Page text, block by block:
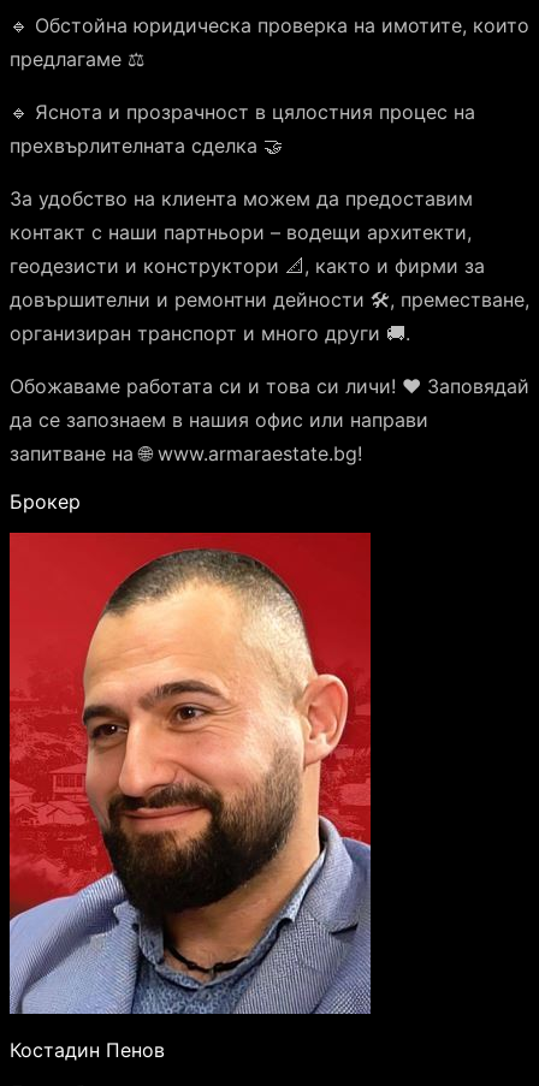
🔹 Обстойна юридическа проверка на имотите, които
предлагаме ⚖️
🔹 Яснота и прозрачност в цялостния процес на
прехвърлителната сделка 🤝
За удобство на клиента можем да предоставим
контакт с наши партньори – водещи архитекти,
геодезисти и конструктори 📐, както и фирми за
довършителни и ремонтни дейности 🛠️, преместване,
организиран транспорт и много други 🚚.
Обожаваме работата си и това си личи! ❤️ Заповядай
да се запознаем в нашия офис или направи
запитване на 🌐 www.armaraestate.bg!
Брокер
Костадин Пенов